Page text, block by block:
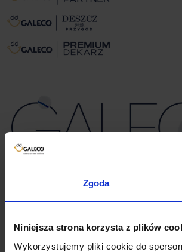
Zgoda
Niniejsza strona korzysta z plików
Wykorzystujemy pliki cookie do
Copyright © Galeco 2026.